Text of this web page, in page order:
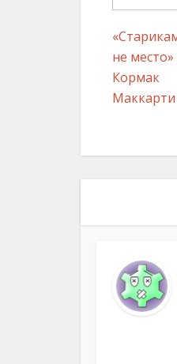
не место»
Кормак
Маккарти